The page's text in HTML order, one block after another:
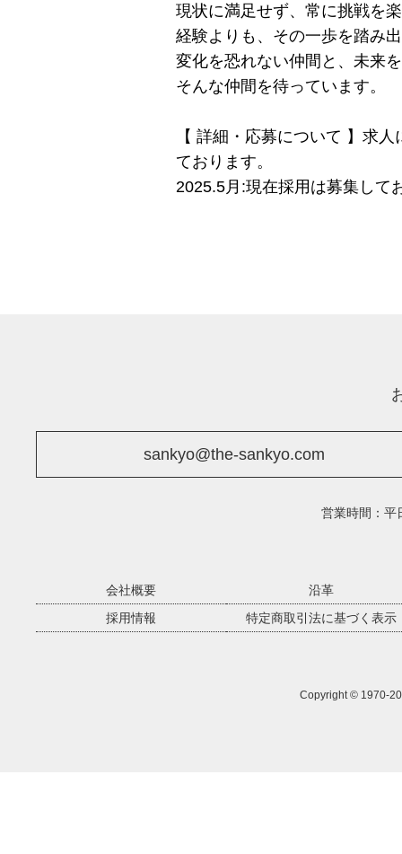
現状に満足せず、常に挑戦を
経験よりも、その一歩を踏み
変化を恐れない仲間と、未来
そんな仲間を待っています。
【 詳細・応募について 】求
ております。
2025.5月:現在採用は募集して
sankyo@the-sankyo.com
営業時間：平
会社概要
沿革
採用情報
特定商取引法に基づく表示
Copyright © 1970-